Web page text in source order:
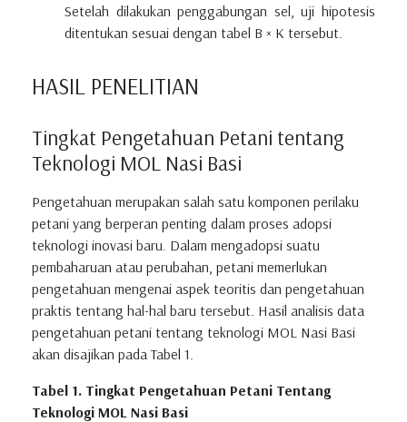
Setelah dilakukan penggabungan sel, uji hipotesis
ditentukan sesuai dengan tabel B × K tersebut.
HASIL PENELITIAN
Tingkat Pengetahuan Petani tentang
Teknologi MOL Nasi Basi
Pengetahuan merupakan salah satu komponen perilaku
petani yang berperan penting dalam proses adopsi
teknologi inovasi baru. Dalam mengadopsi suatu
pembaharuan atau perubahan, petani memerlukan
pengetahuan mengenai aspek teoritis dan pengetahuan
praktis tentang hal-hal baru tersebut. Hasil analisis data
pengetahuan petani tentang teknologi MOL Nasi Basi
akan disajikan pada Tabel 1.
Tabel 1. Tingkat Pengetahuan Petani Tentang
Teknologi MOL Nasi Basi